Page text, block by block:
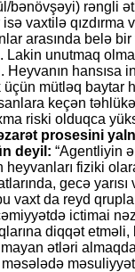
bənövşəyi) rəngli
vaxtilə
arasında belə
unutmaq
hansısa
üçün mütləq
keçən
riski olduqca
prosesini
deyil: “Agentliyin
fiziki
gecə
vaxt da reyd
ictimai
diqqət
ətləri